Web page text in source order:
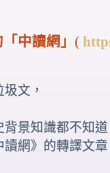
中讀網」 (
文，
景知識都不知道
網》的轉譯文章